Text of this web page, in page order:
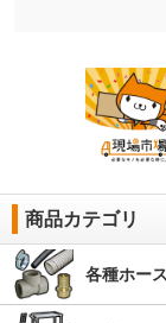
商品カテゴリ
各種ホー